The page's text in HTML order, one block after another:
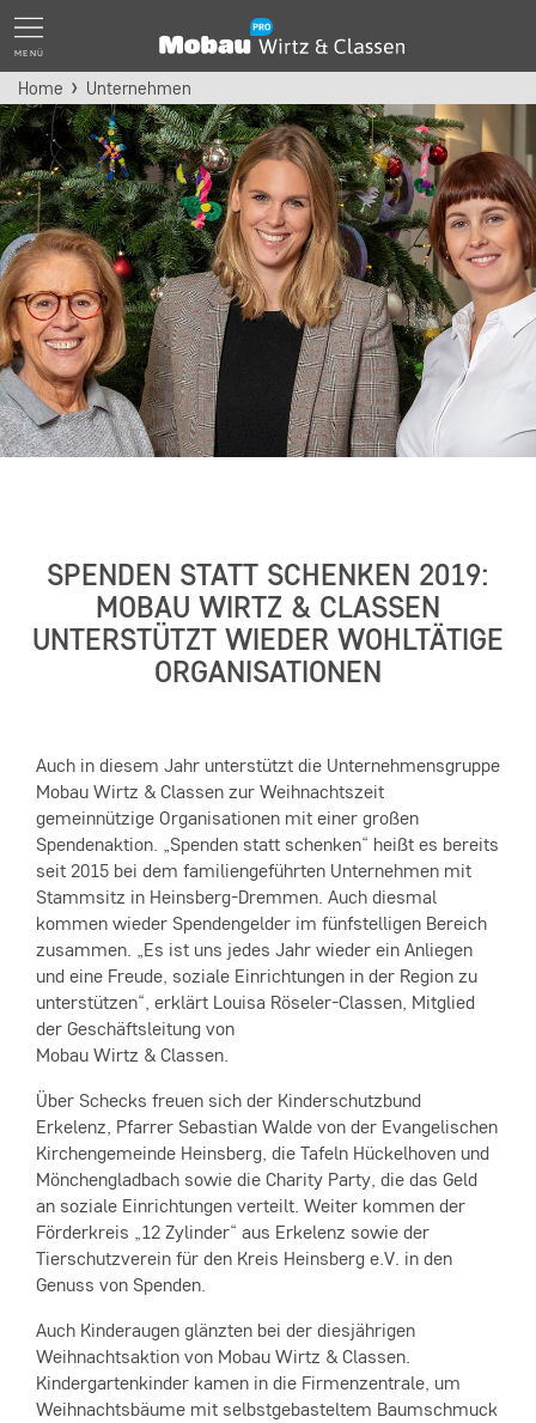
MENÜ
Home Unternehmen
SPENDEN STATT SCHENKEN 2019:
MOBAU WIRTZ & CLASSEN
UNTERSTÜTZT WIEDER WOHLTÄTIGE
ORGANISATIONEN
Auch in diesem Jahr unterstützt die Unternehmensgruppe
Mobau Wirtz & Classen zur Weihnachtszeit
gemeinnützige Organisationen mit einer großen
Spendenaktion. „Spenden statt schenken“ heißt es bereits
seit 2015 bei dem familiengeführten Unternehmen mit
Stammsitz in Heinsberg-Dremmen. Auch diesmal
kommen wieder Spendengelder im fünfstelligen Bereich
zusammen. „Es ist uns jedes Jahr wieder ein Anliegen
und eine Freude, soziale Einrichtungen in der Region zu
unterstützen“, erklärt Louisa Röseler-Classen, Mitglied
der Geschäftsleitung von
Mobau Wirtz & Classen.
Über Schecks freuen sich der Kinder­schutzbund
Erkelenz, Pfarrer Sebastian Walde von der Evangelischen
Kirchengemeinde Heinsberg, die Tafeln Hückelhoven und
Mönchengladbach sowie die Charity Party, die das Geld
an soziale Einrichtungen verteilt. Weiter kommen der
Förderkreis „12 Zylinder“ aus Erkelenz sowie der
Tierschutzverein für den Kreis Heinsberg e.V. in den
Genuss von Spenden.
Auch Kinderaugen glänzten bei der diesjährigen
Weihnachtsaktion von Mobau Wirtz & Classen.
Kindergartenkinder kamen in die Firmenzentrale, um
Weihnachtsbäume mit selbstgebasteltem Baumschmuck